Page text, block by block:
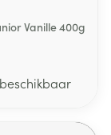
Vanille 400g